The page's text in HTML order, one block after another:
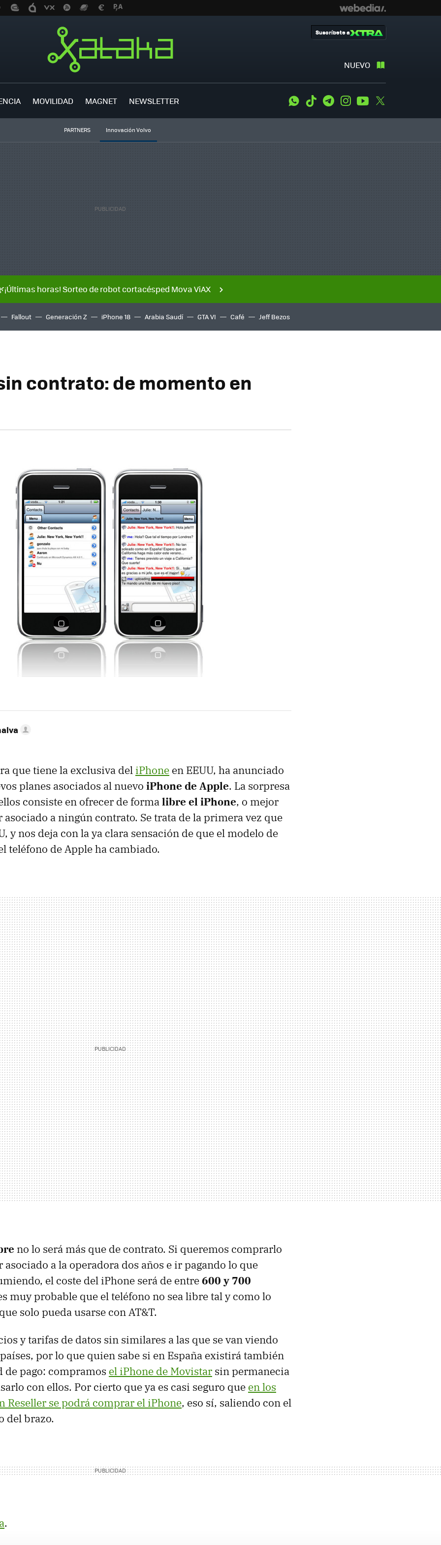
NUEVO
Suscríbete a
MOVILIDAD MAGNET NEWSLETTER WhatsApp
Tiktok TelegramInstagramYoutube
PARTNERS Innovación Volvo
horas! Sorteo de robot cortacésped Mova ViAX
Fallout Generación Z iPhone 18 Arabia Saudí GTA VI Café Jeff Bezos
contrato: de momento en
que tiene la exclusiva del iPhone en EEUU, ha anunciado
planes asociados al nuevo iPhone de Apple. La sorpresa
consiste en ofrecer de formalibre el iPhone, o mejor
asociado a ningún contrato. Se trata de la primera vez que
y nos deja con la ya clara sensación de que el modelo de
teléfono de Apple ha cambiado.
no lo será más que de contrato. Si queremos comprarlo
a la operadora dos años e ir pagando lo que
el coste del iPhone será de entre600 y 700
muy probable que el teléfono no sea libre tal y como lo
solo pueda usarse con AT&T.
y tarifas de datos sin similares a las que se van viendo
por lo que quien sabe si en España existirá también
de pago: compramos el iPhone de Movistar sin permanecia
con ellos. Por cierto que ya es casi seguro que en los
Reseller se podrá comprar el iPhone, eso sí, saliendo con el
del brazo.
.